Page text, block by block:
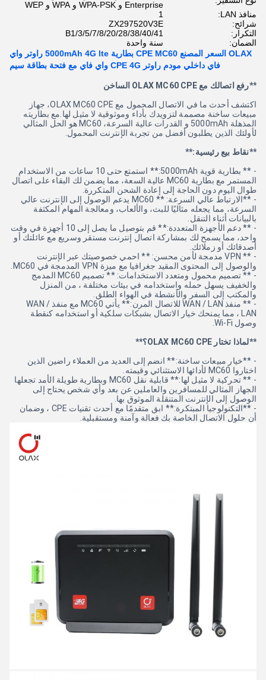
Enterprise و WPA-PSK و WPA و WEP
منافذ LAN:
1
شرائح:
ZX297520V3E
التكرار:
B1/3/5/7/8/20/28/38/40/41
الضمان:
سنة واحدة
OLAX السعر المصنع CPE MC60 بطارية 5000mAh 4G lte راوتر واي
فاي داخلي مودم راوتر CPE 4G واي فاي مع فتحة بطاقة سيم
**رفع اتصالك مع OLAX MC60 CPE الساخن
اكتشف أحدث ما في الاتصال المحمول مع OLAX MC60 CPE، جهاز
مبيعات ساخنة مصممة لتزويدك بأداء وموثوقية لا مثيل لها.مع بطاريته
المذهلة 5000mAh و القدرات عالية السرعة، MC60 هو الحل المثالي
لأولئك الذين يطلبون أفضل من تجربة الإنترنت المحمول.
**نقاط بيع رئيسية:**
- ** بطارية قوية 5000mAh:** استمتع حتى 10 ساعات من الاستخدام
المستمر مع بطارية MC60 عالية السعة، مما يضمن لك البقاء على اتصال
طوال اليوم دون الحاجة إلى إعادة الشحن المتكررة.
- **الارتباط عالي السرعة: ** MC60 يدعم الوصول إلى الإنترنت عالي
السرعة، مما يجعله مثاليًا للبث، والألعاب، ومعالجة المهام المكثفة
بالبيانات أثناء التنقل.
- ** دعم الأجهزة المتعددة:** قم بتوصيل ما يصل إلى 10 أجهزة في وقت
واحد، مما يسمح لك بمشاركة اتصال إنترنت مستقر وسريع مع عائلتك أو
أصدقائك أو زملائك.
- ** VPN مدمجة لأمن محسن: ** احمي خصوصيتك عبر الإنترنت
والوصول إلى المحتوى المقيد جغرافيا مع ميزة VPN المدمجة في MC60.
- ** تصميم محمول ومتعدد الاستخدامات: ** تصميم MC60 المدمج
والخفيف يسهل حمله واستخدامه في بيئات مختلفة ، من المنزل
والمكتب إلى السفر والأنشطة في الهواء الطلق.
- ** منفذ WAN / LAN للاتصال المرن:** يأتي MC60 مع منفذ WAN /
LAN ، مما يمنحك خيار الاتصال بشبكات سلكية أو استخدامه كنقطة
وصول Wi-Fi.
**لماذا تختار OLAX MC60 CPE؟**
- **خيار مبيعات ساخنة:** انضم إلى العديد من العملاء راضين الذين
اختاروا MC60 لأدائها الاستثنائي وقيمته.
- ** تحركية لا مثيل لها:** قابلية نقل MC60 وبطارية طويلة الأمد تجعلها
الجهاز المثالي للمسافرين والعاملين عن بعد وأي شخص يحتاج إلى
الوصول إلى الإنترنت المتنقلة الموثوق بها.
- **التكنولوجيا المبتكرة:** ابق متقدمًا مع أحدث تقنيات CPE ، وضمان
أن حلول الاتصال الخاصة بك فعالة وآمنة ومستقبلية.